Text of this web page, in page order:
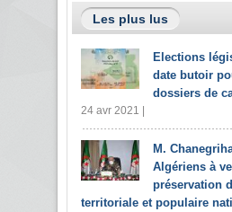
Les plus lus
Elections
date butoir
dossiers de
24 avr 2021 |
M.
Algériens à
préservation
territoriale et populaire